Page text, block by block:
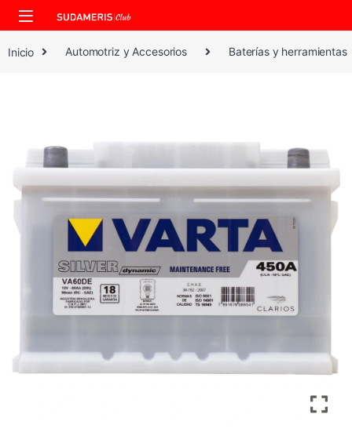
Skip to navigation
Skip to content
Inicio Automotriz y Accesorios Baterías y herramientas